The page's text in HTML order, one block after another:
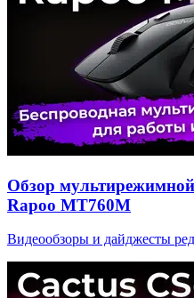
Обзор
Rapoo MT760M
Видеообзоры и дайджесты